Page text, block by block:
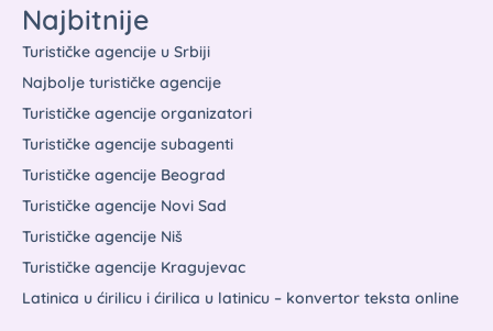
Najbitnije
Turističke agencije u Srbiji
Najbolje turističke agencije
Turističke agencije organizatori
Turističke agencije subagenti
Turističke agencije Beograd
Turističke agencije Novi Sad
Turističke agencije Niš
Turističke agencije Kragujevac
Latinica u ćirilicu i ćirilica u latinicu – konvertor teksta online